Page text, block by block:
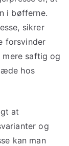
i bøfferne.
sikrer
forsvinder
mere saftig og
hos
at
og
kan man